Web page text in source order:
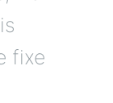
fixe